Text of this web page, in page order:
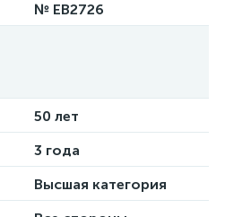
№ EB2726
50 лет
3 года
Высшая категория